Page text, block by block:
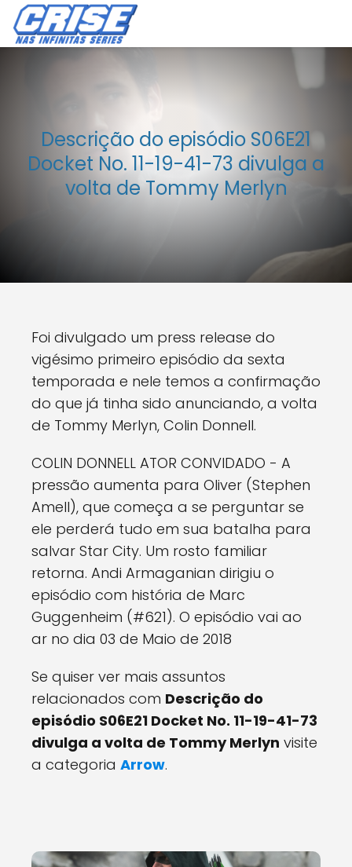
Descrição do episódio S06E21
Docket No. 11-19-41-73 divulga a
volta de Tommy Merlyn
Foi divulgado um press release do
vigésimo primeiro episódio da sexta
temporada e nele temos a confirmação
do que já tinha sido anunciando, a volta
de Tommy Merlyn, Colin Donnell.
COLIN DONNELL ATOR CONVIDADO - A
pressão aumenta para Oliver (Stephen
Amell), que começa a se perguntar se
ele perderá tudo em sua batalha para
salvar Star City. Um rosto familiar
retorna. Andi Armaganian dirigiu o
episódio com história de Marc
Guggenheim (#621). O episódio vai ao
ar no dia 03 de Maio de 2018
Se quiser ver mais assuntos
relacionados com Descrição do
episódio S06E21 Docket No. 11-19-41-73
divulga a volta de Tommy Merlyn visite
a categoria Arrow.